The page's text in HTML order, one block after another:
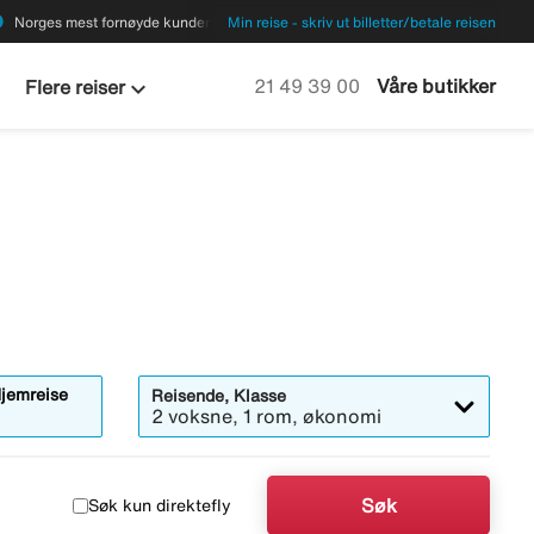
Norges mest fornøyde kunder Min reise - skriv ut billetter/betale reisen
Flere reiserkeyboard_arrow_down Ring oss på
21 49 39 00 Våre butikker
Reisende, Klasse
2 voksne, 1 rom, økonomi
Søk kun direktefly Søk